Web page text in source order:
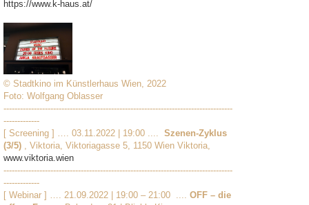
https://www.k-haus.at/
© Stadtkino im Künstlerhaus Wien, 2022
Foto: Wolfgang Oblasser
-----------------------------------------------------------------------------------
-------------
[ Screening ] …. 03.11.2022 | 19:00 .... Szenen-Zyklus
(3/5) , Viktoria, Viktoriagasse 5, 1150 Wien Viktoria,
www.viktoria.wien
-----------------------------------------------------------------------------------
-------------
[ Webinar ] …. 21.09.2022 | 19:00 – 21:00 .... OFF – die